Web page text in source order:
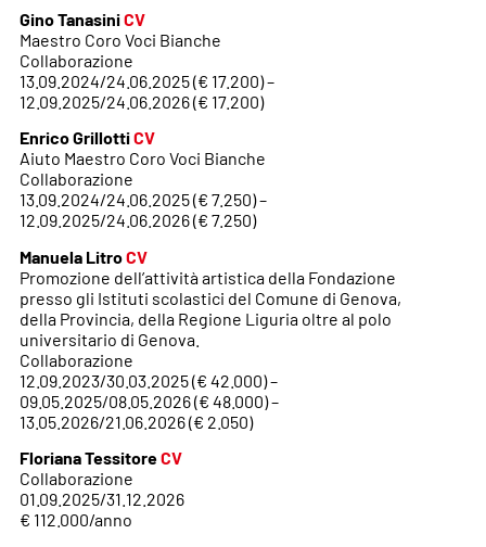
Gino TanasiniCV
Maestro Coro Voci Bianche
Collaborazione
13.09.2024/24.06.2025 (€ 17.200) –
12.09.2025/24.06.2026 (€ 17.200)
Enrico GrillottiCV
Aiuto Maestro Coro Voci Bianche
Collaborazione
13.09.2024/24.06.2025 (€ 7.250) –
12.09.2025/24.06.2026 (€ 7.250)
Manuela LitroCV
Promozione dell’attività artistica della Fondazione
presso gli Istituti scolastici del Comune di Genova,
della Provincia, della Regione Liguria oltre al polo
universitario di Genova.
Collaborazione
12.09.2023/30.03.2025 (€ 42.000) –
09.05.2025/08.05.2026 (€ 48.000) –
13.05.2026/21.06.2026 (€ 2.050)
Floriana TessitoreCV
Collaborazione
01.09.2025/31.12.2026
€ 112.000/anno